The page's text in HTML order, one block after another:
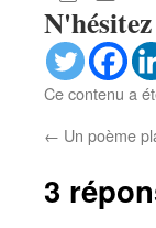
Ce contenu a
← Un poème
3